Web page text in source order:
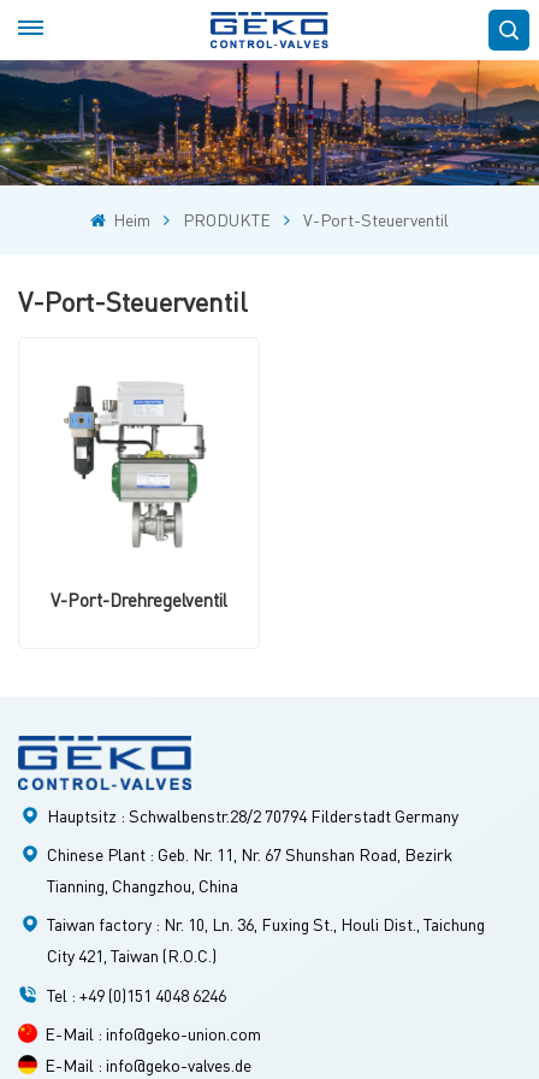
Heim PRODUKTE V-Port-Steuerventil
V-Port-Steuerventil
V-Port-Drehregelventil
Hauptsitz : Schwalbenstr.28/2 70794 Filderstadt Germany
Chinese Plant : Geb. Nr. 11, Nr. 67 Shunshan Road, Bezirk
Tianning, Changzhou, China
Taiwan factory : Nr. 10, Ln. 36, Fuxing St., Houli Dist., Taichung
City 421, Taiwan (R.O.C.)
Tel : +49 (0)151 4048 6246
E-Mail : info@geko-union.com
E-Mail : info@geko-valves.de